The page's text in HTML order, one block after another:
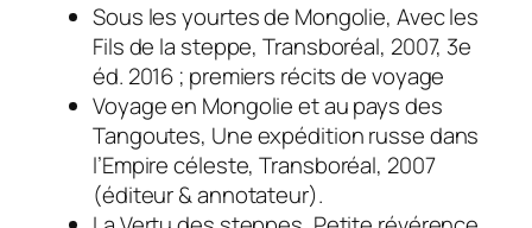
Sous les yourtes de Mongolie, Avec les
Fils de la steppe, Transboréal, 2007, 3e
éd. 2016 ; premiers récits de voyage
Voyage en Mongolie et au pays des
Tangoutes, Une expédition russe dans
l’Empire céleste, Transboréal, 2007
(éditeur & annotateur).